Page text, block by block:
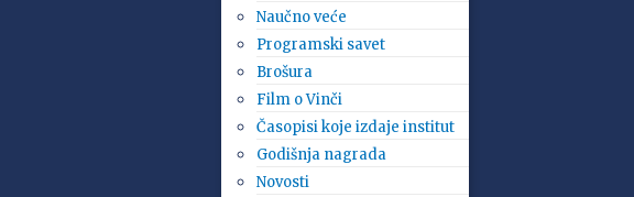
Naučno veće
Programski savet
Brošura
Film o Vinči
Časopisi koje izdaje institut
Godišnja nagrada
Novosti